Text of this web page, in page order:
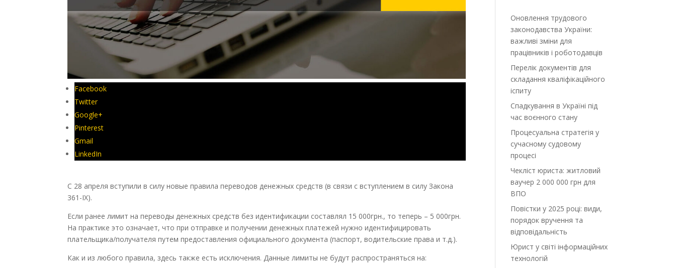
Facebook
Twitter
Google+
Pinterest
Gmail
LinkedIn
С 28 апреля вступили в силу новые правила переводов денежных средств (в связи с вступлением в силу Закона
361-IX).
Если ранее лимит на переводы денежных средств без идентификации составлял 15 000грн., то теперь – 5 000грн.
На практике это означает, что при отправке и получении денежных платежей нужно идентифицировать
плательщика/получателя путем предоставления официального документа (паспорт, водительские права и т.д.).
Как и из любого правила, здесь также есть исключения. Данные лимиты не будут распространяться на:
Оновлення трудового
законодавства України:
важливі зміни для
працівників і роботодавців
Перелік документів для
складання кваліфікаційного
іспиту
Спадкування в Україні під
час воєнного стану
Процесуальна стратегія у
сучасному судовому
процесі
Чекліст юриста: житловий
ваучер 2 000 000 грн для
ВПО
Повістки у 2025 році: види,
порядок вручення та
відповідальність
Юрист у світі інформаційних
технологій